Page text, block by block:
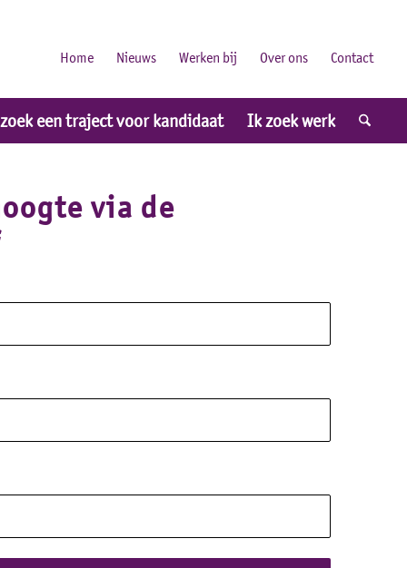
Home Nieuws Werken bij Over ons Contact
een traject voor kandidaat Ik zoek werk
via de